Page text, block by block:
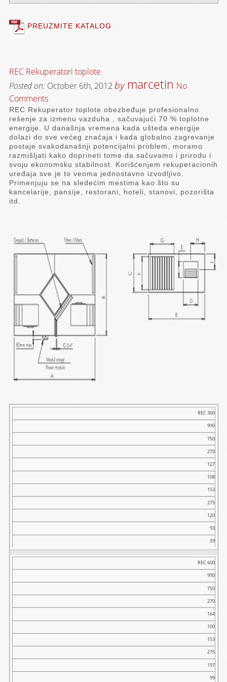
PREUZMITE KATALOG
REC Rekuperatori toplote
Posted on: October 6th, 2012 by marcetin No
Comments
REC Rekuperator toplote obezbeđuje profesionalno
rešenje za izmenu vazduha , sačuvajući 70 % toplotne
energije. U današnja vremena kada ušteda energije
dolazi do sve većeg značaja i kada globalno zagrevanje
postaje svakodanašnji potencijalni problem, moramo
razmišljati kako doprineti tome da sačuvamo i prirodu i
svoju ekonomsku stabilnost. Korišćenjem rekuperacionih
uređaja sve je to veoma jednostavno izvodljivo.
Primenjuju se na sledećim mestima kao što su
kancelarije, pansije, restorani, hoteli, stanovi, pozorišta
itd.
C
D
E
kg
REC 300
990
750
270
127
108
153
275
120
93
39
REC 600
990
750
270
164
100
153
275
197
99